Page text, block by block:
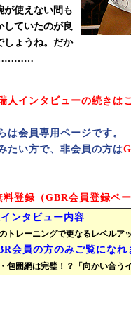
が使えない間も
していたのが良
しょうね。だか
人インタビューの続きは
は会員専用ページです。
たい方で、非会員の方は
料登録（GBR会員登録ペ
ンタビュー内容
トレーニングで更なるレベルア
会員の方のみご覧になれ
包囲網は完璧！？「向かい合う